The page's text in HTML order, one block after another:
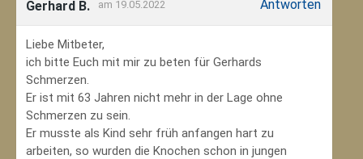
Gerhard B. am 19.05.2022 Antworten
Liebe Mitbeter,
ich bitte Euch mit mir zu beten für Gerhards
Schmerzen.
Er ist mit 63 Jahren nicht mehr in der Lage ohne
Schmerzen zu sein.
Er musste als Kind sehr früh anfangen hart zu
arbeiten, so wurden die Knochen schon in jungen